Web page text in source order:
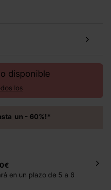
disponible
los
un - 60%!*
en un plazo de 5 a 6